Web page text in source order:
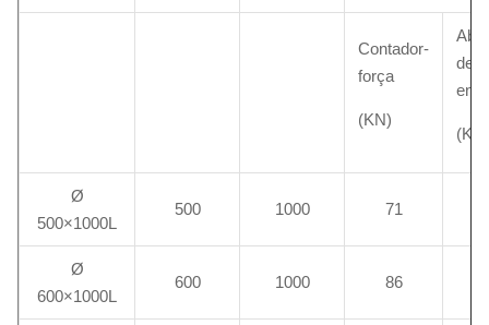
Contador-
força
(KN)
de
(KJ)
Ø
500×1000L
500 1000 71
Ø
600×1000L
600 1000 86